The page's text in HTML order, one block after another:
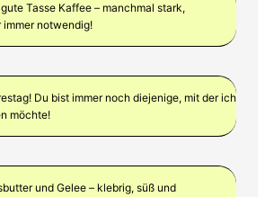
Tasse Kaffee – manchmal stark,
immer notwendig!
Du bist immer noch diejenige, mit der ich
möchte!
und Gelee – klebrig, süß und